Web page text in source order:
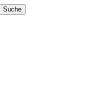
Suche